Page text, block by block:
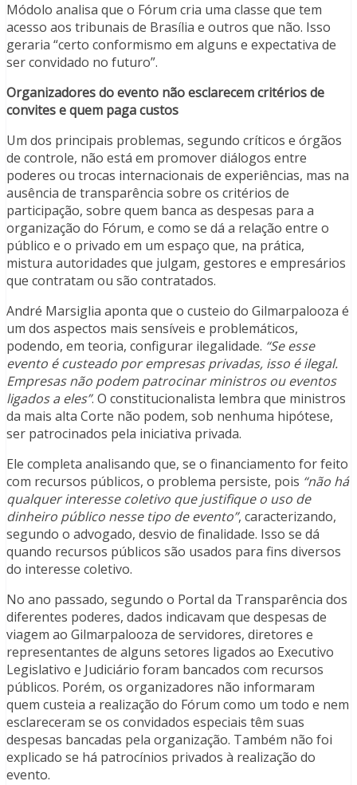
Módolo analisa que o Fórum cria uma classe que tem
acesso aos tribunais de Brasília e outros que não. Isso
geraria “certo conformismo em alguns e expectativa de
ser convidado no futuro”.
Organizadores do evento não esclarecem critérios de
convites e quem paga custos
Um dos principais problemas, segundo críticos e órgãos
de controle, não está em promover diálogos entre
poderes ou trocas internacionais de experiências, mas na
ausência de transparência sobre os critérios de
participação, sobre quem banca as despesas para a
organização do Fórum, e como se dá a relação entre o
público e o privado em um espaço que, na prática,
mistura autoridades que julgam, gestores e empresários
que contratam ou são contratados.
André Marsiglia aponta que o custeio do Gilmarpalooza é
um dos aspectos mais sensíveis e problemáticos,
podendo, em teoria, configurar ilegalidade. “Se esse
evento é custeado por empresas privadas, isso é ilegal.
Empresas não podem patrocinar ministros ou eventos
ligados a eles”. O constitucionalista lembra que ministros
da mais alta Corte não podem, sob nenhuma hipótese,
ser patrocinados pela iniciativa privada.
Ele completa analisando que, se o financiamento for feito
com recursos públicos, o problema persiste, pois “não há
qualquer interesse coletivo que justifique o uso de
dinheiro público nesse tipo de evento”, caracterizando,
segundo o advogado, desvio de finalidade. Isso se dá
quando recursos públicos são usados para fins diversos
do interesse coletivo.
No ano passado, segundo o Portal da Transparência dos
diferentes poderes, dados indicavam que despesas de
viagem ao Gilmarpalooza de servidores, diretores e
representantes de alguns setores ligados ao Executivo
Legislativo e Judiciário foram bancados com recursos
públicos. Porém, os organizadores não informaram
quem custeia a realização do Fórum como um todo e nem
esclareceram se os convidados especiais têm suas
despesas bancadas pela organização. Também não foi
explicado se há patrocínios privados à realização do
evento.